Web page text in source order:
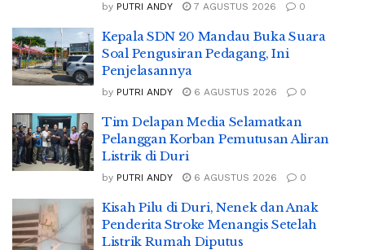
by PUTRI ANDY 7 AGUSTUS 2026 0
Kepala SDN 20 Mandau Buka Suara
Soal Pengusiran Pedagang, Ini
Penjelasannya
by PUTRI ANDY 6 AGUSTUS 2026 0
Tim Delapan Media Selamatkan
Pelanggan Korban Pemutusan Aliran
Listrik di Duri
by PUTRI ANDY 6 AGUSTUS 2026 0
Kisah Pilu di Duri, Nenek dan Anak
Penderita Stroke Menangis Setelah
Listrik Rumah Diputus